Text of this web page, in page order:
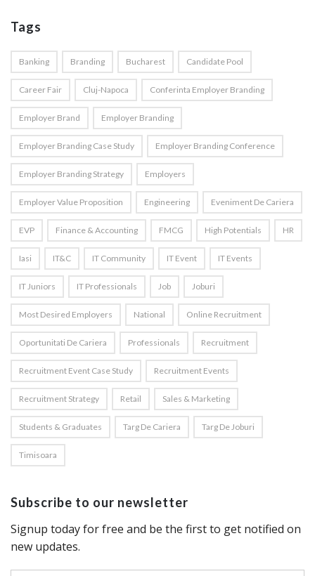
Tags
Banking Branding Bucharest Candidate Pool
Career Fair Cluj-Napoca Conferinta Employer Branding
Employer Brand Employer Branding
Employer Branding Case Study Employer Branding Conference
Employer Branding Strategy Employers
Employer Value Proposition Engineering Eveniment De Cariera
EVP Finance & Accounting FMCG High Potentials HR
Iasi IT&C IT Community IT Event IT Events
IT Juniors IT Professionals Job Joburi
Most Desired Employers National Online Recruitment
Oportunitati De Cariera Professionals Recruitment
Recruitment Event Case Study Recruitment Events
Recruitment Strategy Retail Sales & Marketing
Students & Graduates Targ De Cariera Targ De Joburi
Timisoara
Subscribe to our newsletter